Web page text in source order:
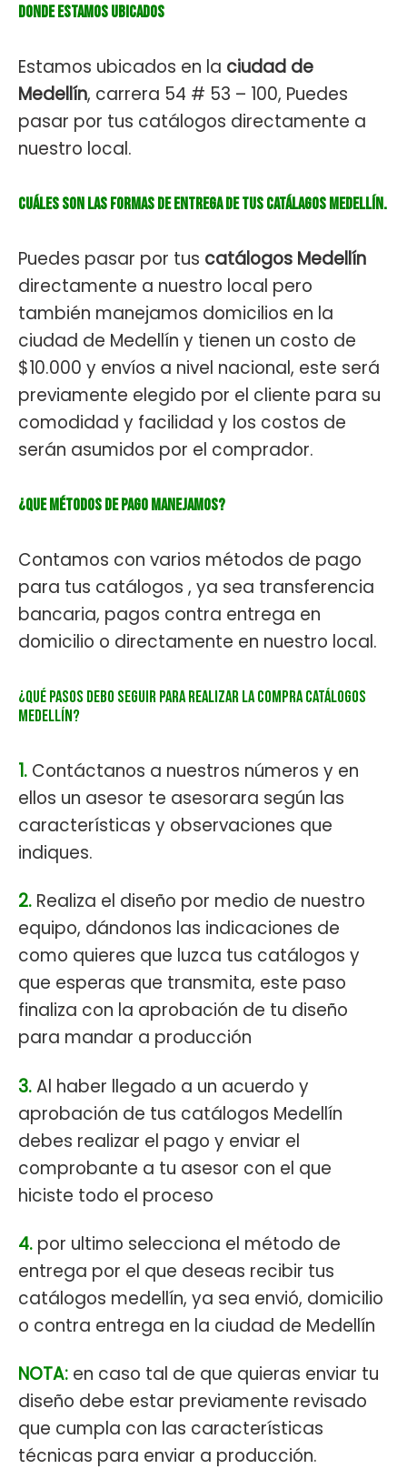
Donde estamos ubicados
Estamos ubicados en la ciudad de
Medellín, carrera 54 # 53 – 100, Puedes
pasar por tus catálogos directamente a
nuestro local.
Cuáles son las formas de entrega de tus catálagos medellín.
Puedes pasar por tus catálogos Medellín
directamente a nuestro local pero
también manejamos domicilios en la
ciudad de Medellín y tienen un costo de
$10.000 y envíos a nivel nacional, este será
previamente elegido por el cliente para su
comodidad y facilidad y los costos de
serán asumidos por el comprador.
¿Que métodos de pago manejamos?
Contamos con varios métodos de pago
para tus catálogos , ya sea transferencia
bancaria, pagos contra entrega en
domicilio o directamente en nuestro local.
¿Quépasos debo seguir para realizar la compra Catálogos
Medellín?
1. Contáctanos a nuestros números y en
ellos un asesor te asesorara según las
características y observaciones que
indiques.
2. Realiza el diseño por medio de nuestro
equipo, dándonos las indicaciones de
como quieres que luzca tus catálogos y
que esperas que transmita, este paso
finaliza con la aprobación de tu diseño
para mandar a producción
3.Al haber llegado a un acuerdo y
aprobación de tus catálogos Medellín
debes realizar el pago y enviar el
comprobante a tu asesor con el que
hiciste todo el proceso
4. por ultimo selecciona el método de
entrega por el que deseas recibir tus
catálogos medellín, ya sea envió, domicilio
o contra entrega en la ciudad de Medellín
NOTA: en caso tal de que quieras enviar tu
diseño debe estar previamente revisado
que cumpla con las características
técnicas para enviar a producción.